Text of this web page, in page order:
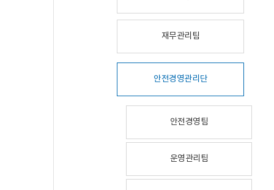
재무관리팀
안전경영관리단
안전경영팀
운영관리팀